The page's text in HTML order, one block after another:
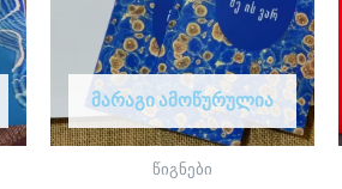
ᲛᲐᲠᲐᲒᲘ ᲐᲛᲝᲬᲣᲠᲣᲚᲘᲐ
წიგნები